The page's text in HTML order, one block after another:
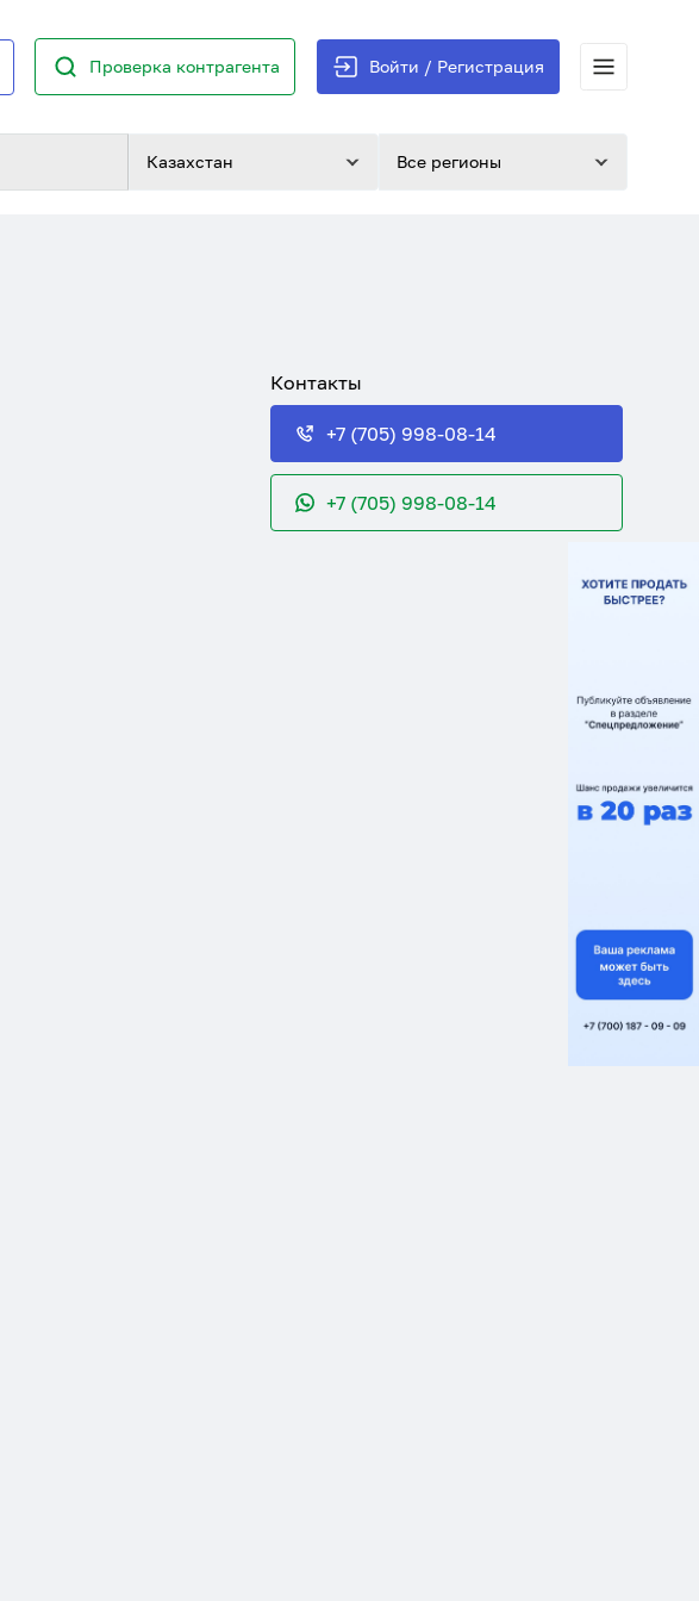
Проверка контрагента Войти / Регистрация
Казахстан Все регионы
Контакты
+7 (705) 998-08-14
+7 (705) 998-08-14